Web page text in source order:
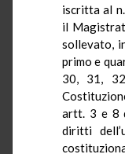
iscritta al
il
sollevato,
primo e
30, 31,
artt. 3 e 8
diritti